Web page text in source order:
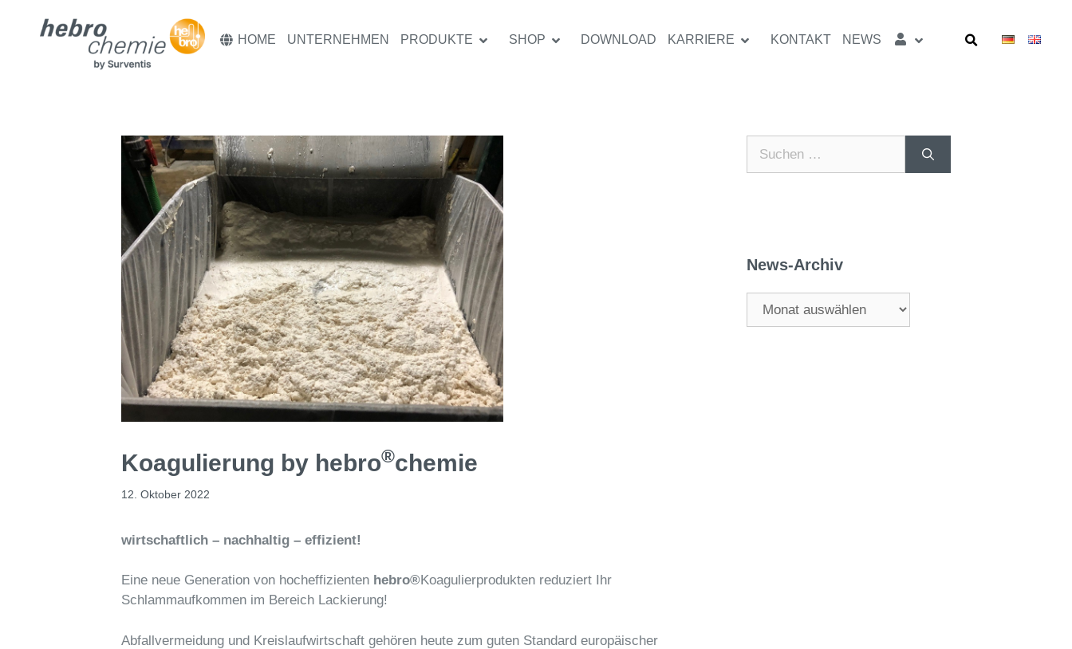
HOME UNTERNEHMEN PRODUKTE SHOP DOWNLOAD KARRIERE KONTAKT NEWS
Koagulierung by hebro®chemie
12. Oktober 2022
wirtschaftlich – nachhaltig – effizient!
Eine neue Generation von hocheffizienten hebro®Koagulierprodukten reduziert Ihr
Schlammaufkommen im Bereich Lackierung!
Abfallvermeidung und Kreislaufwirtschaft gehören heute zum guten Standard europäischer
News-Archiv